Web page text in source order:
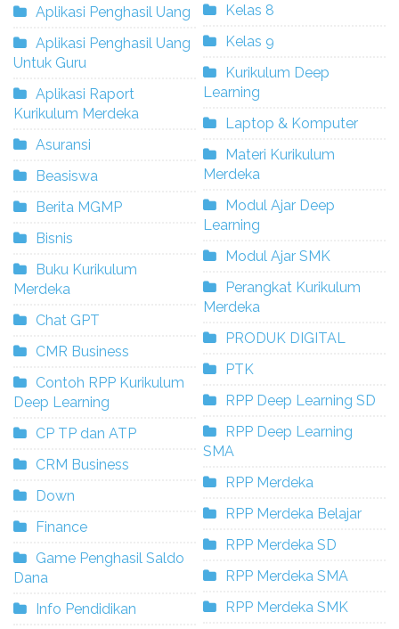
Aplikasi Penghasil Uang
Aplikasi Penghasil Uang
Untuk Guru
Aplikasi Raport
Kurikulum Merdeka
Asuransi
Beasiswa
Berita MGMP
Bisnis
Buku Kurikulum
Merdeka
Chat GPT
CMR Business
Contoh RPP Kurikulum
Deep Learning
CP TP dan ATP
CRM Business
Down
Finance
Game Penghasil Saldo
Dana
Info Pendidikan
Kelas 8
Kelas 9
Kurikulum Deep
Learning
Laptop & Komputer
Materi Kurikulum
Merdeka
Modul Ajar Deep
Learning
Modul Ajar SMK
Perangkat Kurikulum
Merdeka
PRODUK DIGITAL
PTK
RPP Deep Learning SD
RPP Deep Learning
SMA
RPP Merdeka
RPP Merdeka Belajar
RPP Merdeka SD
RPP Merdeka SMA
RPP Merdeka SMK